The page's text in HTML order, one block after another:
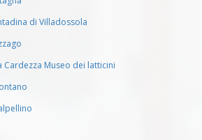
di Villadossola
Cardezza Museo dei latticini